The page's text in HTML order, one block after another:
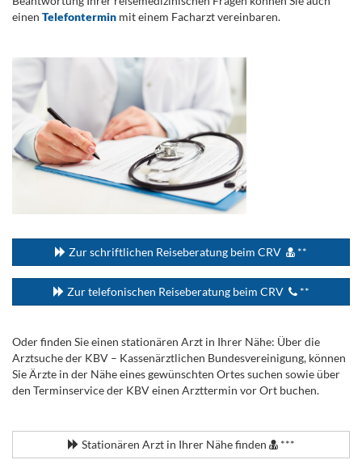
einen Telefontermin mit einem Facharzt vereinbaren.
Zur schriftlichen Reiseberatung beim CRV **
Zur telefonischen Reiseberatung beim CRV **
Oder finden Sie einen stationären Arzt in Ihrer Nähe: Über die
Arztsuche der KBV – Kassenärztlichen Bundesvereinigung, können
Sie Ärzte in der Nähe eines gewünschten Ortes suchen sowie über
den Terminservice der KBV einen Arzttermin vor Ort buchen.
Stationären Arzt in Ihrer Nähe finden ***